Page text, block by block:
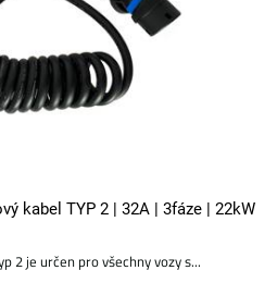
kabel TYP 2 | 32A | 3fáze | 22kW
2 je určen pro všechny vozy s...